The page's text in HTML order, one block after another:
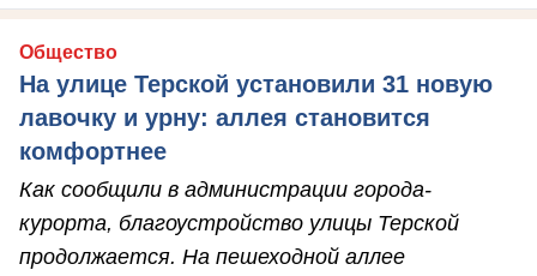
Общество
На улице Терской установили 31 новую
лавочку и урну: аллея становится
комфортнее
Как сообщили в администрации города-
курорта, благоустройство улицы Терской
продолжается. На пешеходной аллее